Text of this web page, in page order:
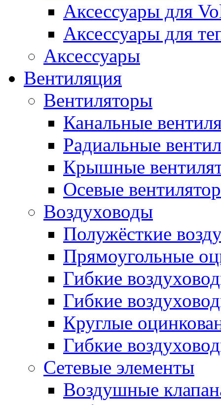
Аксессуары для
Аксессуары для
Аксессуары
Вентиляция
Вентиляторы
Канальные
Радиальные
Крышные
Осевые
Воздуховоды
Полужёсткие
Прямоугольные
Гибкие
Гибкие
Круглые
Гибкие
Сетевые элементы
Воздушные